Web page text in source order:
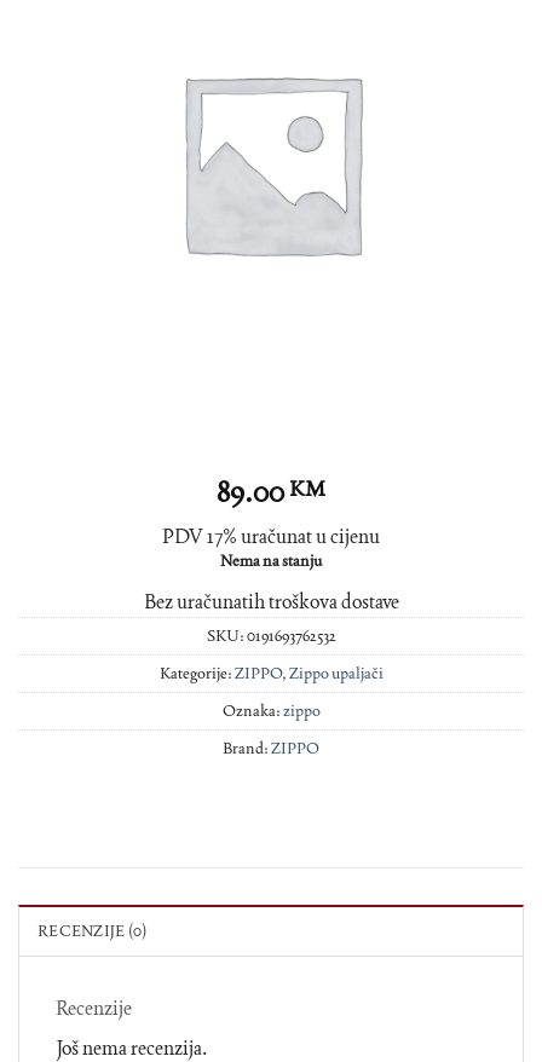
89.00KM
PDV 17% uračunat u cijenu
Nema na stanju
Bez uračunatih troškova dostave
SKU:0191693762532
Kategorije:ZIPPO,Zippo upaljači
Oznaka:zippo
Brand:ZIPPO
RECENZIJE (0)
Recenzije
Još nema recenzija.